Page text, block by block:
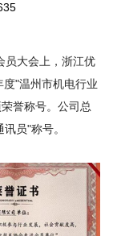
大会上，浙江优
"温州市机电行业
誉称号。公司总
员"称号。